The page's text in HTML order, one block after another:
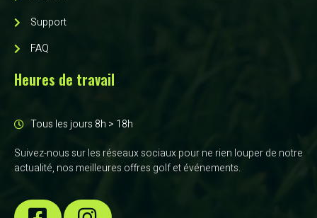
Support
FAQ
Heures de travail
Tous les jours 8h > 18h
Suivez-nous sur les réseaux sociaux pour ne rien louper de notre
actualité, nos meilleures offres golf et événements.